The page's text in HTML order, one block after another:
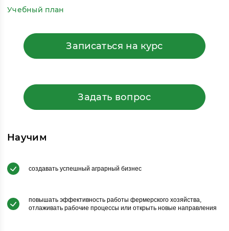
Учебный план
Записаться на курс
Задать вопрос
Научим
создавать успешный аграрный бизнес
повышать эффективность работы фермерского хозяйства,
отлаживать рабочие процессы или открыть новые направления